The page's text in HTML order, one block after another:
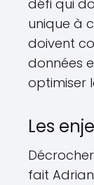
défi qui
unique à
doivent
données
optimiser
Les
fait